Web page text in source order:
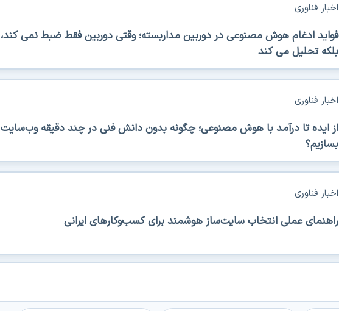
فواید ادغام هوش مصنوعی در دوربین مداربسته؛ وقتی دوربین فقط ضبط نمی کند،
بلکه تحلیل می کند
اخبار فناوری
از ایده تا درآمد با هوش مصنوعی؛ چگونه بدون دانش فنی در چند دقیقه وب‌سایت
بسازیم؟
اخبار فناوری
راهنمای عملی انتخاب سایت‌ساز هوشمند برای کسب‌وکارهای ایرانی
اخبار فناوری